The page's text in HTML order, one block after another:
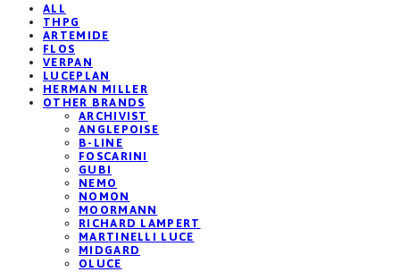
ALL
THPG
ARTEMIDE
FLOS
VERPAN
LUCEPLAN
HERMAN MILLER
OTHER BRANDS
ARCHIVIST
ANGLEPOISE
B-LINE
FOSCARINI
GUBI
NEMO
NOMON
MOORMANN
RICHARD LAMPERT
MARTINELLI LUCE
MIDGARD
OLUCE